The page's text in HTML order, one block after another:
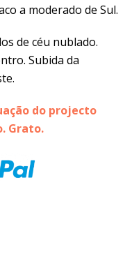
a moderado de Sul.
de céu nublado.
Subida da
do projecto
Grato.